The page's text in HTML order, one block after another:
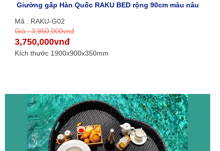
Giường gấp Hàn Quốc RAKU BED rộng 90cm màu nâu
Mã : RAKU-G02
Giá : 3,950,000vnđ
3,750,000vnđ
Kích thước 1900x900x350mm